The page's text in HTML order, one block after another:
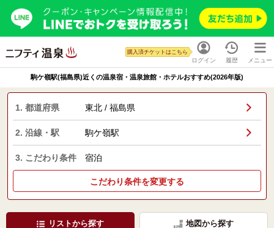
ログイン
購入済チケットはこちら
履歴 メニュー
駒ケ嶺駅(福島県)近くの温泉宿・温泉旅館・ホテルおすすめ(2026年版)
1. 都道府県 東北 / 福島県
2. 沿線・駅 駒ケ嶺駅
3. こだわり条件 宿泊
こだわり条件を変更する
リストから探す 地図から探す